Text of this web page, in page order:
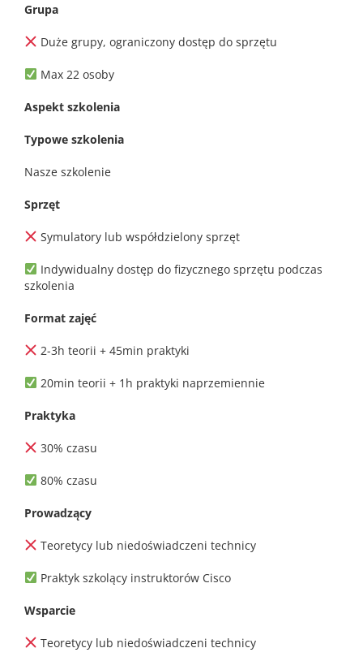
Grupa
Duże grupy, ograniczony dostęp do sprzętu
Max 22 osoby
Aspekt szkolenia
Typowe szkolenia
Nasze szkolenie
Sprzęt
Symulatory lub współdzielony sprzęt
Indywidualny dostęp do fizycznego sprzętu podczas
szkolenia
Format zajęć
2-3h teorii + 45min praktyki
20min teorii + 1h praktyki naprzemiennie
Praktyka
30% czasu
80% czasu
Prowadzący
Teoretycy lub niedoświadczeni technicy
Praktyk szkolący instruktorów Cisco
Wsparcie
Teoretycy lub niedoświadczeni technicy